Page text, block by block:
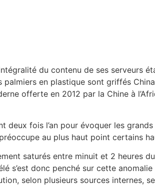
du contenu de ses serveurs
en plastique sont griffés
offerte en 2012 par la Chine à
fois l’an pour évoquer les
au plus haut point certains
saturés entre minuit et 2 heures
s’est donc penché sur cette
selon plusieurs sources internes,